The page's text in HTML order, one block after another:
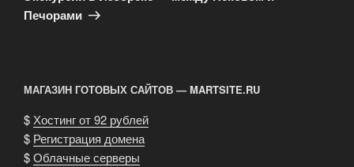
Печорами
МАГАЗИН ГОТОВЫХ САЙТОВ — MARTSITE.RU
$Хостинг от 92 рублей
$ Регистрация домена
$Облачные серверы